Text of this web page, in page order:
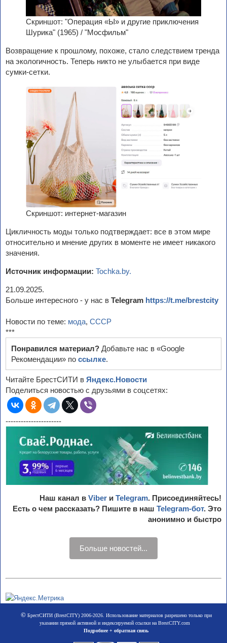
Скриншот: "Операция «Ы» и другие приключения
Шурика" (1965) / "Мосфильм"
Возвращение к прошлому, похоже, стало следствием тренда
на экологичность. Теперь никто не улыбается при виде
сумки-сетки.
Скриншот: интернет-магазин
Цикличность моды только подтверждает: все в этом мире
относительно и мнение других в моменте не имеет никакого
значения.
Источник информации: Tochka.by.
21.09.2025.
Больше интересного - у нас в Telegram https://t.me/brestcity
Новости по теме: мода, СССР
***
Понравился материал? Добавьте нас в «Google
Рекомендации» по ссылке.
Читайте БрестСИТИ в Яндекс.Новости
Поделиться новостью с друзьями в соцсетях:
----------------------
Наш канал в Viber и Telegram. Присоединяйтесь!
Есть о чем рассказать? Пишите в наш Telegram-бот. Это
анонимно и быстро
Больше новостей...
©БрестСИТИ (BrestCITY) 2006-2026. Использование материалов разрешено только при
указании прямой активной и индексируемой ссылки на BrestCITY.com
Подробнее + обратная связь